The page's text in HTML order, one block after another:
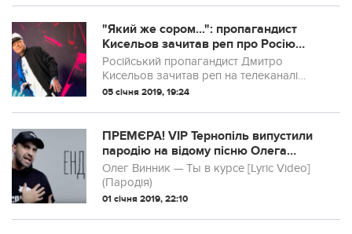
"Який же сором...": пропагандист
Кисельов зачитав реп про Росію
(ВІДЕО)
Російський пропагандист Дмитро
Кисельов зачитав реп на телеканалі
“Росія 1”.
05 січня 2019, 19:24
ПРЕМЄРА! VIP Тернопіль випустили
пародію на відому пісню Олега
Винника (ВІДЕО)
Олег Винник — Ты в курсе [Lyric Video]
(Пародія)
01 січня 2019, 22:10